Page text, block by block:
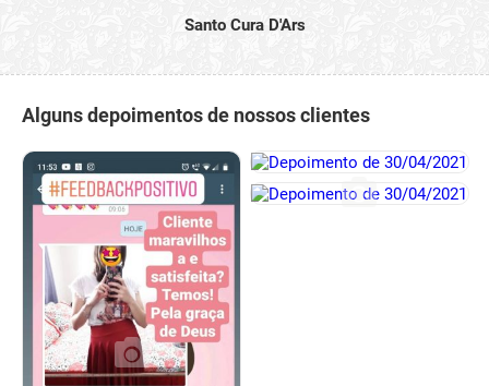
Santo Cura D'Ars
Alguns depoimentos de nossos clientes